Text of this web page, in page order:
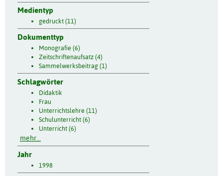
Medientyp
gedruckt (11)
Dokumenttyp
Monografie (6)
Zeitschriftenaufsatz (4)
Sammelwerksbeitrag (1)
Schlagwörter
Didaktik
Frau
Unterrichtslehre (11)
Schulunterricht (6)
Unterricht (6)
mehr...
Jahr
1998